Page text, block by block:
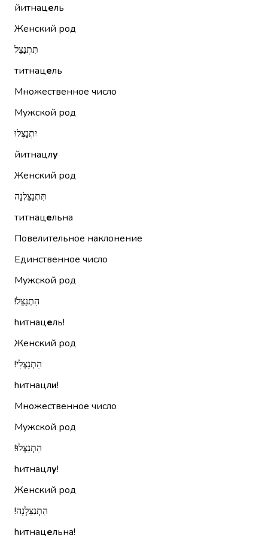
йитнацель
Женский род
תִּתְנַצֵּל
титнацель
Множественное число
Мужской род
יִתְנַצְּלוּ
йитнацлу
Женский род
תִּתְנַצֵּלְנָה
титнацельна
Повелительное наклонение
Единственное число
Мужской род
הִתְנַצֵּל!‏
hитнацель!
Женский род
הִתְנַצְּלִי!‏
hитнацли!
Множественное число
Мужской род
הִתְנַצְּלוּ!‏
hитнацлу!
Женский род
הִתְנַצֵּלְנָה!‏
hитнацельна!